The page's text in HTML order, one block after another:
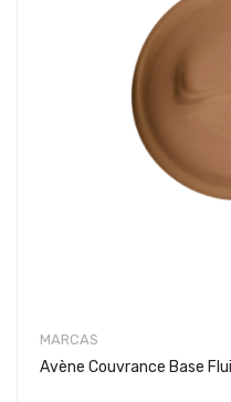
MARCAS
Avène Couvrance Base